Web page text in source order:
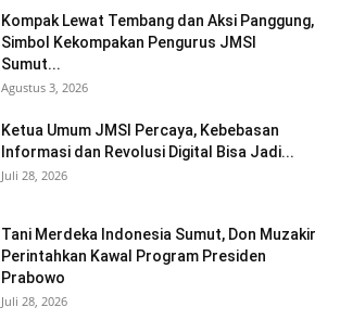
Kompak Lewat Tembang dan Aksi Panggung,
Simbol Kekompakan Pengurus JMSI
Sumut...
Agustus 3, 2026
Ketua Umum JMSI Percaya, Kebebasan
Informasi dan Revolusi Digital Bisa Jadi...
Juli 28, 2026
Tani Merdeka Indonesia Sumut, Don Muzakir
Perintahkan Kawal Program Presiden
Prabowo
Juli 28, 2026